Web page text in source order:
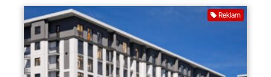
Reklam